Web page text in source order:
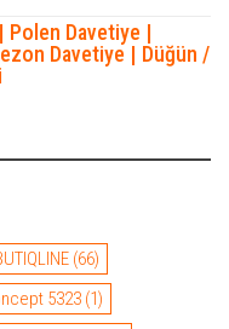
Polen Davetiye |
Davetiye | Düğün /
(66)
5323 (1)